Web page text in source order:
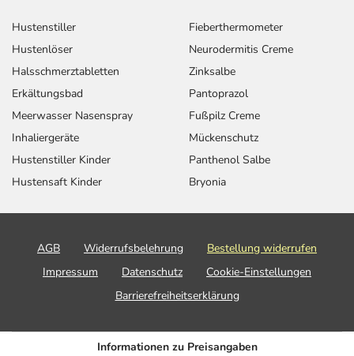
Hustenstiller
Hustenlöser
Halsschmerztabletten
Erkältungsbad
Meerwasser Nasenspray
Inhaliergeräte
Hustenstiller Kinder
Hustensaft Kinder
Fieberthermometer
Neurodermitis Creme
Zinksalbe
Pantoprazol
Fußpilz Creme
Mückenschutz
Panthenol Salbe
Bryonia
AGB Widerrufsbelehrung
Bestellung widerrufen
Impressum
Datenschutz
Cookie-Einstellungen
Barrierefreiheitserklärung
Informationen zu Preisangaben